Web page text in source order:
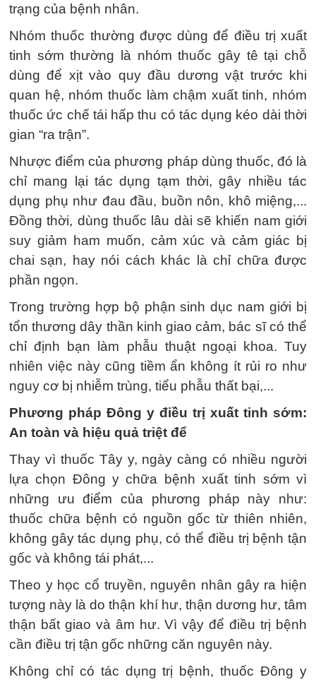
trạng của bệnh nhân.
Nhóm thuốc thường được dùng để điều trị xuất
tinh sớm thường là nhóm thuốc gây tê tại chỗ
dùng để xịt vào quy đầu dương vật trước khi
quan hệ, nhóm thuốc làm chậm xuất tinh, nhóm
thuốc ức chế tái hấp thu có tác dụng kéo dài thời
gian “ra trận”.
Nhược điểm của phương pháp dùng thuốc, đó là
chỉ mang lại tác dụng tạm thời, gây nhiều tác
dụng phụ như đau đầu, buồn nôn, khô miệng,...
Đồng thời, dùng thuốc lâu dài sẽ khiến nam giới
suy giảm ham muốn, cảm xúc và cảm giác bị
chai sạn, hay nói cách khác là chỉ chữa được
phần ngọn.
Trong trường hợp bộ phận sinh dục nam giới bị
tổn thương dây thần kinh giao cảm, bác sĩ có thể
chỉ định bạn làm phẫu thuật ngoại khoa. Tuy
nhiên việc này cũng tiềm ẩn không ít rủi ro như
nguy cơ bị nhiễm trùng, tiểu phẫu thất bại,...
Phương pháp Đông y điều trị xuất tinh sớm:
An toàn và hiệu quả triệt để
Thay vì thuốc Tây y, ngày càng có nhiều người
lựa chọn Đông y chữa bệnh xuất tinh sớm vì
những ưu điểm của phương pháp này như:
thuốc chữa bệnh có nguồn gốc từ thiên nhiên,
không gây tác dụng phụ, có thể điều trị bệnh tận
gốc và không tái phát,...
Theo y học cổ truyền, nguyên nhân gây ra hiện
tượng này là do thận khí hư, thận dương hư, tâm
thận bất giao và âm hư. Vì vậy để điều trị bệnh
cần điều trị tận gốc những căn nguyên này.
Không chỉ có tác dụng trị bệnh, thuốc Đông y